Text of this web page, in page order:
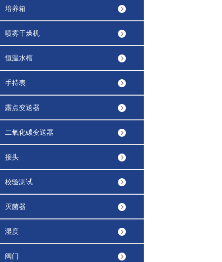
培养箱
喷雾干燥机
恒温水槽
手持表
露点变送器
二氧化碳变送器
接头
校验测试
灭菌器
湿度
阀门